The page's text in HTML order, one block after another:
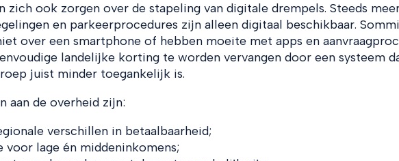
zich ook zorgen over de stapeling van digitale drempels. Steeds
en parkeerprocedures zijn alleen digitaal beschikbaar.
over een smartphone of hebben moeite met apps en
landelijke korting te worden vervangen door een systeem
juist minder toegankelijk is.
aan de overheid zijn:
verschillen in betaalbaarheid;
voor lage én middeninkomens;